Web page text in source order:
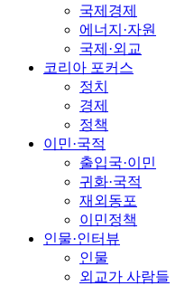
국제경제
에너지·자원
국제·외교
코리아 포커스
정치
경제
정책
이민·국적
출입국·이민
귀화·국적
재외동포
이민정책
인물·인터뷰
인물
외교가 사람들